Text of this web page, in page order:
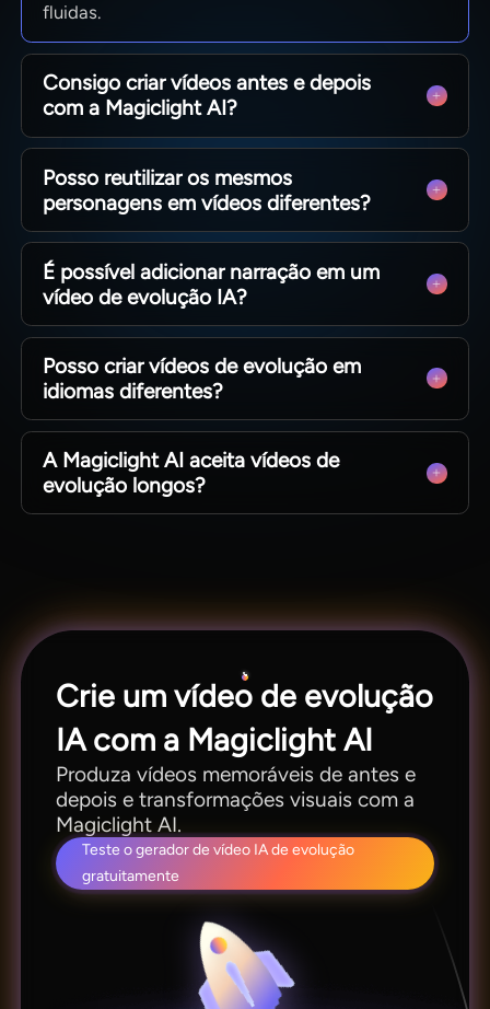
fluidas.
Consigo criar vídeos antes e depois
com a Magiclight AI?
A Magiclight AI é ideal para criar vídeos antes e
depois que mostram envelhecimento e
transformações pessoais. Basta fazer upload de
fotos, a ferramenta faz todo o resto.
Posso reutilizar os mesmos
personagens em vídeos diferentes?
Sim. Você cria e salva personagens para
reutilizar em histórias, vlogs e materiais
educativos. A Magiclight AI mantém rostos,
estilos e movimentos consistentes em cada clipe.
É possível adicionar narração em um
vídeo de evolução IA?
Sim. A Magiclight AI conta com 37 vozes e
recurso de clonagem de voz para adicionar
narrações personalizadas aos seus vídeos de
evolução.
Posso criar vídeos de evolução em
idiomas diferentes?
A Magiclight AI suporta 11 idiomas e vários
estilos de legenda. Isso permite alcançar
públicos de diversas regiões e plataformas.
A Magiclight AI aceita vídeos de
evolução longos?
Crie um vídeo de evolução
IA com a Magiclight AI
Produza vídeos memoráveis de antes e
depois e transformações visuais com a
Magiclight AI.
Teste o gerador de vídeo IA de evolução
gratuitamente